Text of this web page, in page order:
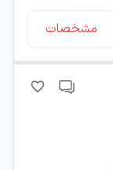
مشخصات